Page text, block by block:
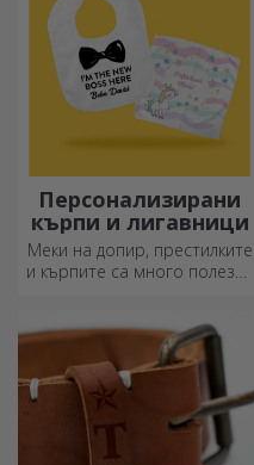
Персонализирани
кърпи и лигавници
Меки на допир, престилките
и кърпите са много полезни